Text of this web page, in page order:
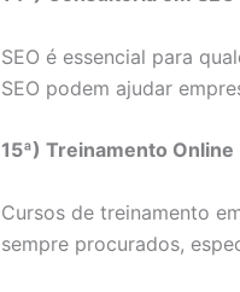
SEO é essencial para
SEO podem ajudar
15ª) Treinamento Online
Cursos de treinamento
sempre procurados,